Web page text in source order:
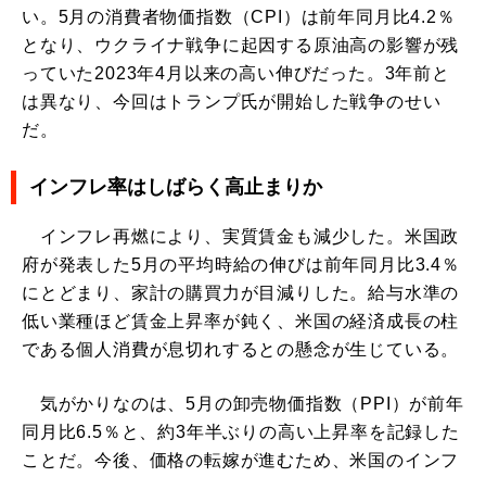
い。5月の消費者物価指数（CPI）は前年同月比4.2％
となり、ウクライナ戦争に起因する原油高の影響が残
っていた2023年4月以来の高い伸びだった。3年前と
は異なり、今回はトランプ氏が開始した戦争のせい
だ。
インフレ率はしばらく高止まりか
インフレ再燃により、実質賃金も減少した。米国政
府が発表した5月の平均時給の伸びは前年同月比3.4％
にとどまり、家計の購買力が目減りした。給与水準の
低い業種ほど賃金上昇率が鈍く、米国の経済成長の柱
である個人消費が息切れするとの懸念が生じている。
気がかりなのは、5月の卸売物価指数（PPI）が前年
同月比6.5％と、約3年半ぶりの高い上昇率を記録した
ことだ。今後、価格の転嫁が進むため、米国のインフ